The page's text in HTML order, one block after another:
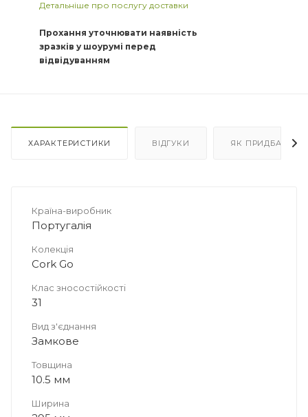
Детальніше про послугу доставки
Прохання уточнювати наявність
зразків у шоурумі перед
відвідуванням
ХАРАКТЕРИСТИКИ ВІДГУКИ ЯК ПРИДБАТИ
Країна-виробник
Португалія
Колекція
Cork Go
Клас зносостійкості
31
Вид з'єднання
Замкове
Товщина
10.5 мм
Ширина